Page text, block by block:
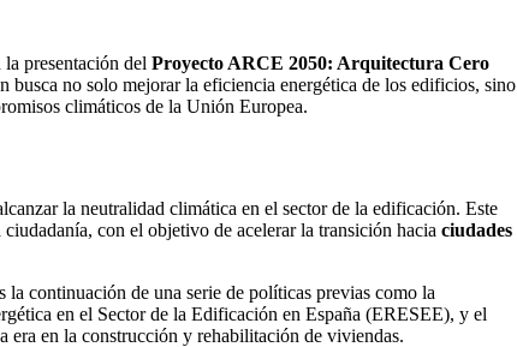
presentación delProyecto ARCE 2050: Arquitectura Cero
no solo mejorar la eficiencia energética de los edificios, sino
climáticos de la Unión Europea.
la neutralidad climática en el sector de la edificación. Este
con el objetivo de acelerar la transición haciaciudades
continuación de una serie de políticas previas como la
en el Sector de la Edificación en España (ERESEE), y el
era en la construcción y rehabilitación de viviendas.